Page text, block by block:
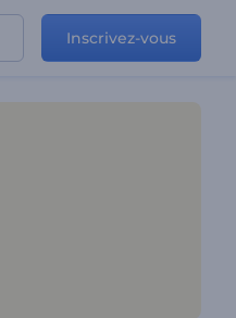
Inscrivez-vous